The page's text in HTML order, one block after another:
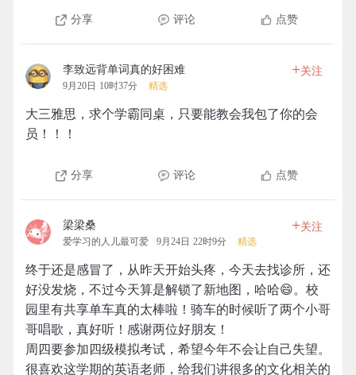
分享 评论 点赞
李致远背单词真的好困难
9月20日 10时37分 精选
+关注
大三雅思，求个学霸同桌，只要能教会我包了你的会
员！！！
分享 评论 点赞
梁梁桑
爱学习的人儿最可爱 9月24日 22时9分 精选
+关注
终于还是感冒了，从昨天开始头疼，今天去找诊所，还
好没发烧，不过今天算是解锁了新地图，哈哈😄。校
园里有共享单车真的太棒啦！骑车的时候听了两个小哥
哥唱歌，真好听！感谢两位好朋友！
周四要参加四级模拟考试，希望今年不会让自己失望。
很喜欢这学期的英语老师，给我们讲很多的文化相关的